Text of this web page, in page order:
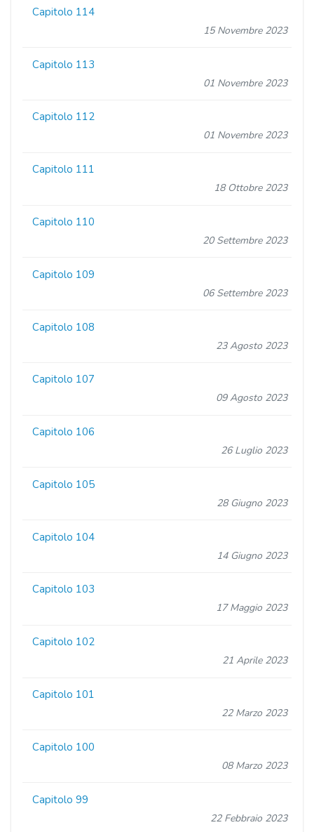
Capitolo 114
15 Novembre 2023
Capitolo 113
01 Novembre 2023
Capitolo 112
01 Novembre 2023
Capitolo 111
18 Ottobre 2023
Capitolo 110
20 Settembre 2023
Capitolo 109
06 Settembre 2023
Capitolo 108
23 Agosto 2023
Capitolo 107
09 Agosto 2023
Capitolo 106
26 Luglio 2023
Capitolo 105
28 Giugno 2023
Capitolo 104
14 Giugno 2023
Capitolo 103
17 Maggio 2023
Capitolo 102
21 Aprile 2023
Capitolo 101
22 Marzo 2023
Capitolo 100
08 Marzo 2023
Capitolo 99
22 Febbraio 2023